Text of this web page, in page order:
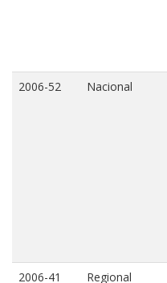
2006-52 Nacional
2006-41 Regional